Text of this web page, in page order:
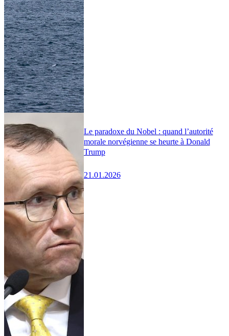
Le paradoxe du Nobel : quand l’autorité
morale norvégienne se heurte à Donald
Trump
21.01.2026